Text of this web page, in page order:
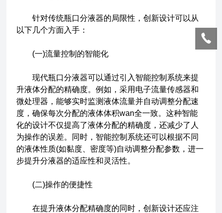
针对传统瓶口分液器的局限性，创新设计可以从
以下几个方面入手：
(一)流量控制的智能化
现代瓶口分液器可以通过引入智能控制系统来提
升液体分配的精确度。例如，采用电子流量传感器和
微处理器，能够实时监测液体流量并自动调整分配速
度，确保每次分配的液体体积wan全一致。这种智能
化的设计不仅提高了液体分配的精确度，还减少了人
为操作的误差。同时，智能控制系统还可以根据不同
的液体性质(如黏度、密度等)自动调整分配参数，进一
步提升分液器的适应性和灵活性。
(二)操作的便捷性
在提升液体分配精确度的同时，创新设计还应注